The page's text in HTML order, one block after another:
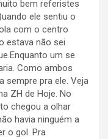
bem referistes
ele sentiu o
com o centro
estava não sei
um se
Como ambos
sempre pra ele. Veja
ZH de Hoje. No
chegou a olhar
havia ninguém a
o gol. Pra